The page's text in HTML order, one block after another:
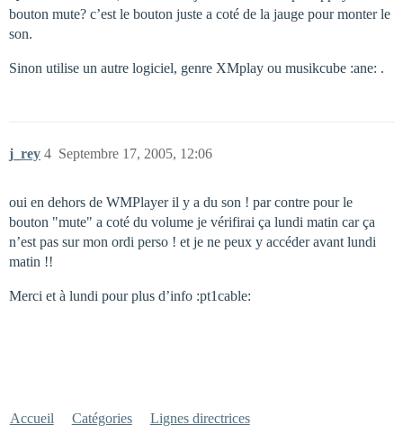
bouton mute? c’est le bouton juste a coté de la jauge pour monter le
son.
Sinon utilise un autre logiciel, genre XMplay ou musikcube :ane: .
j_rey Septembre 17, 2005, 12:06
4
oui en dehors de WMPlayer il y a du son ! par contre pour le
bouton "mute" a coté du volume je vérifirai ça lundi matin car ça
n’est pas sur mon ordi perso ! et je ne peux y accéder avant lundi
matin !!
Merci et à lundi pour plus d’info :pt1cable:
Accueil Catégories Lignes directrices